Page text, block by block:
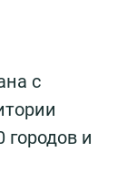
с
городов и